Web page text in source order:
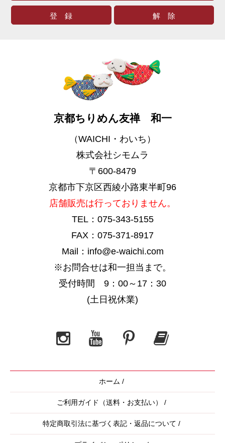
京都ちりめん友禅 和一
（WAICHI・わいち）
株式会社シモムラ
〒600-8479
京都市下京区西綾小路東半町96
店舗販売は行っておりません。
TEL：075-343-5155
FAX：075-371-8917
Mail：info@e-waichi.com
※お問合せは和一担当まで。
受付時間 9：00～17：30
(土日祝休業)
ホーム /
ご利用ガイド（送料・お支払い） /
特定商取引法に基づく表記・返品について /